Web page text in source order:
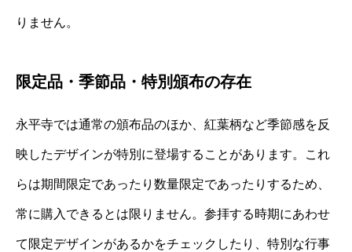
りません。
限定品・季節品・特別頒布の存在
永平寺では通常の頒布品のほか、紅葉柄など季節感を反
映したデザインが特別に登場することがあります。これ
らは期間限定であったり数量限定であったりするため、
常に購入できるとは限りません。参拝する時期にあわせ
て限定デザインがあるかをチェックしたり、特別な行事